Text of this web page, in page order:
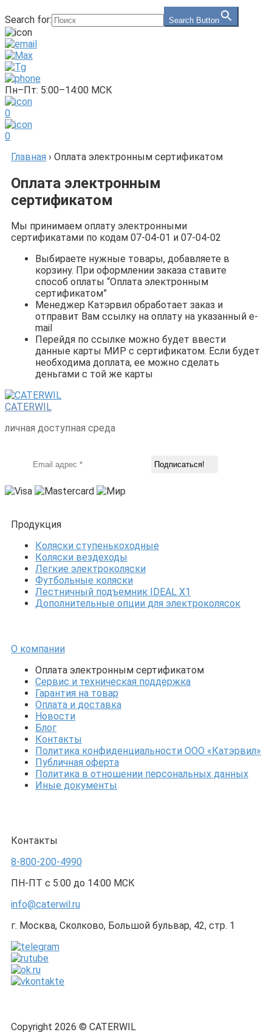
Search for: Search Button
Пн–Пт: 5:00–14:00 МСК
0
0
Главная › Оплата электронным сертификатом
Оплата электронным
сертификатом
Мы принимаем оплату электронными
сертификатами по кодам 07-04-01 и 07-04-02
Выбираете нужные товары, добавляете в
корзину. При оформлении заказа ставите
способ оплаты “Оплата электронным
сертификатом”
Менеджер Катэрвил обработает заказ и
отправит Вам ссылку на оплату на указанный e-
mail
Перейдя по ссылке можно будет ввести
данные карты МИР с сертификатом. Если будет
необходима доплата, ее можно сделать
деньгами с той же карты
CATERWIL
личная доступная среда
Продукция
Коляски ступенькоходные
Коляски вездеходы
Легкие электроколяски
Футбольные коляски
Лестничный подъемник IDEAL X1
Дополнительные опции для электроколясок
О компании
Оплата электронным сертификатом
Сервис и техническая поддержка
Гарантия на товар
Оплата и доставка
Новости
Блог
Контакты
Политика конфиденциальности ООО «Катэрвил»
Публичная оферта
Политика в отношении персональных данных
Иные документы
Контакты
8-800-200-4990
ПН-ПТ с 5:00 до 14:00 МСК
info@caterwil.ru
г. Москва, Сколково, Большой бульвар, 42, стр. 1
Copyright 2026 © CATERWIL